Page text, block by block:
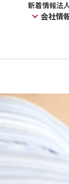
新着情報法
会社情